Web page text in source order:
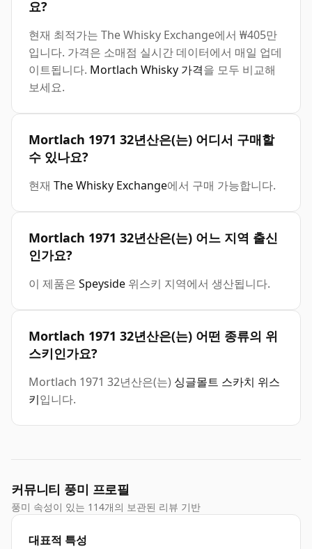
요?
현재 최적가는 The Whisky Exchange에서 ₩405만
입니다. 가격은 소매점 실시간 데이터에서 매일 업데
이트됩니다. Mortlach Whisky 가격을 모두 비교해
보세요.
Mortlach 1971 32년산은(는) 어디서 구매할
수 있나요?
현재 The Whisky Exchange에서 구매 가능합니다.
Mortlach 1971 32년산은(는) 어느 지역 출신
인가요?
이 제품은 Speyside 위스키 지역에서 생산됩니다.
Mortlach 1971 32년산은(는) 어떤 종류의 위
스키인가요?
Mortlach 1971 32년산은(는) 싱글몰트 스카치 위스
키입니다.
커뮤니티 풍미 프로필
풍미 속성이 있는 114개의 보관된 리뷰 기반
대표적 특성